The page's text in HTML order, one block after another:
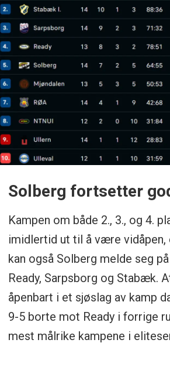
Solberg fortsetter
Kampen om både 2., 3., og 4.
imidlertid ut til å være
kan også Solberg melde seg
Ready, Sarpsborg og Stabæk.
åpenbart i et sjøslag av kamp
9-5 borte mot Ready i forrige
mest målrike kampene i